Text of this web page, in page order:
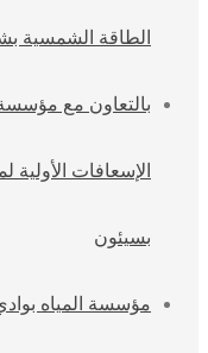
الطاقة الشمسية
بالتعاون مع
الإسعافات
بسيئون
مؤسسة المياه